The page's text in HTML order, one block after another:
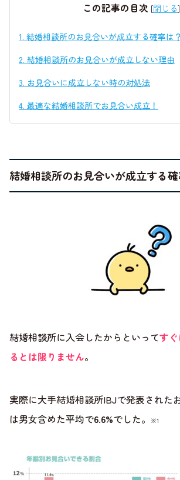
この記事の目次 [閉じる]
1. 結婚相談所のお見合いが成立する確率は？
2. 結婚相談所のお見合いが成立しない理由
3. お見合いに成立しない時の対処法
4. 最適な結婚相談所でお見合い成立！
結婚相談所のお見合いが成立する確
結婚相談所に入会したからといってす
るとは限りません。
実際に大手結婚相談所IBJで発表された
は男女含めた平均で6.6%でした。 ※1